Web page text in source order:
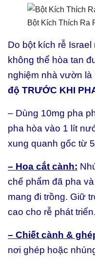
Bột Kích Thích Ra
Do bột kích rễ
không thể hòa tan
nghiệm nhà vườn là
độ TRƯỚC KHI
– Dùng 10mg pha
pha hòa vào 1 lít
xung quanh gốc từ
– Hoa cắt cành:
chế phẩm đã pha
mang đi trồng. Giữ
cao cho rễ phát triển.
– Chiết cành &
nơi ghép hoặc